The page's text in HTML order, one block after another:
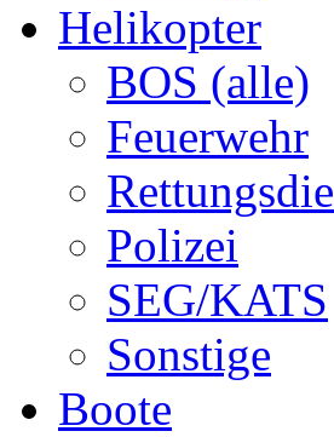
Helikopter
BOS (alle)
Feuerwehr
Polizei
SEG/KATS
Sonstige
Boote